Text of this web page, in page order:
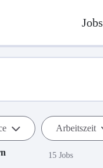
Jobs
Arbeitszeit
15 Jobs